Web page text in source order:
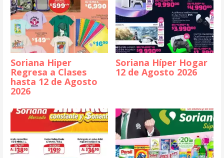
Soriana Hiper
Regresa a Clases
hasta 12 de Agosto
2026
Soriana Híper Hogar
12 de Agosto 2026